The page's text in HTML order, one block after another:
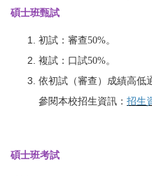
碩士班甄試
初試：審查50%。
複試：口試50%。
依初試（審查）成績高低
參閱本校招生資訊： 招生
碩士班考試